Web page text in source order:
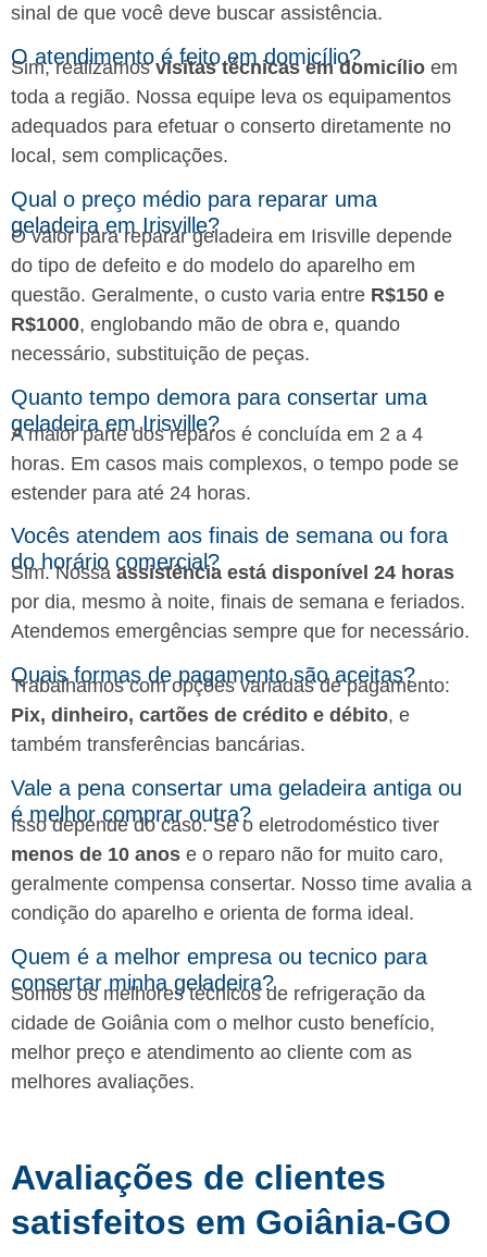
sinal de que você deve buscar assistência.
O atendimento é feito em domicílio?
Sim, realizamosvisitas técnicas em domicílio em
toda a região. Nossa equipe leva os equipamentos
adequados para efetuar o conserto diretamente no
local, sem complicações.
Qual o preço médio para reparar uma
geladeira em Irisville?
O valor para reparar geladeira em Irisville depende
do tipo de defeito e do modelo do aparelho em
questão. Geralmente, o custo varia entre R$150 e
R$1000, englobando mão de obra e, quando
necessário, substituição de peças.
Quanto tempo demora para consertar uma
geladeira em Irisville?
A maior parte dos reparos é concluída em 2 a 4
horas. Em casos mais complexos, o tempo pode se
estender para até 24 horas.
Vocês atendem aos finais de semana ou fora
do horário comercial?
Sim. Nossa assistência está disponível 24 horas
por dia, mesmo à noite, finais de semana e feriados.
Atendemos emergências sempre que for necessário.
Quais formas de pagamento são aceitas?
Trabalhamos com opções variadas de pagamento:
Pix, dinheiro, cartões de crédito e débito, e
também transferências bancárias.
Vale a pena consertar uma geladeira antiga ou
é melhor comprar outra?
Isso depende do caso. Se o eletrodoméstico tiver
menos de 10 anos e o reparo não for muito caro,
geralmente compensa consertar. Nosso time avalia a
condição do aparelho e orienta de forma ideal.
Quem é a melhor empresa ou tecnico para
consertar minha geladeira?
Somos os melhores técnicos de refrigeração da
cidade de Goiânia com o melhor custo benefício,
melhor preço e atendimento ao cliente com as
melhores avaliações.
Avaliações de clientes
satisfeitos em Goiânia-GO